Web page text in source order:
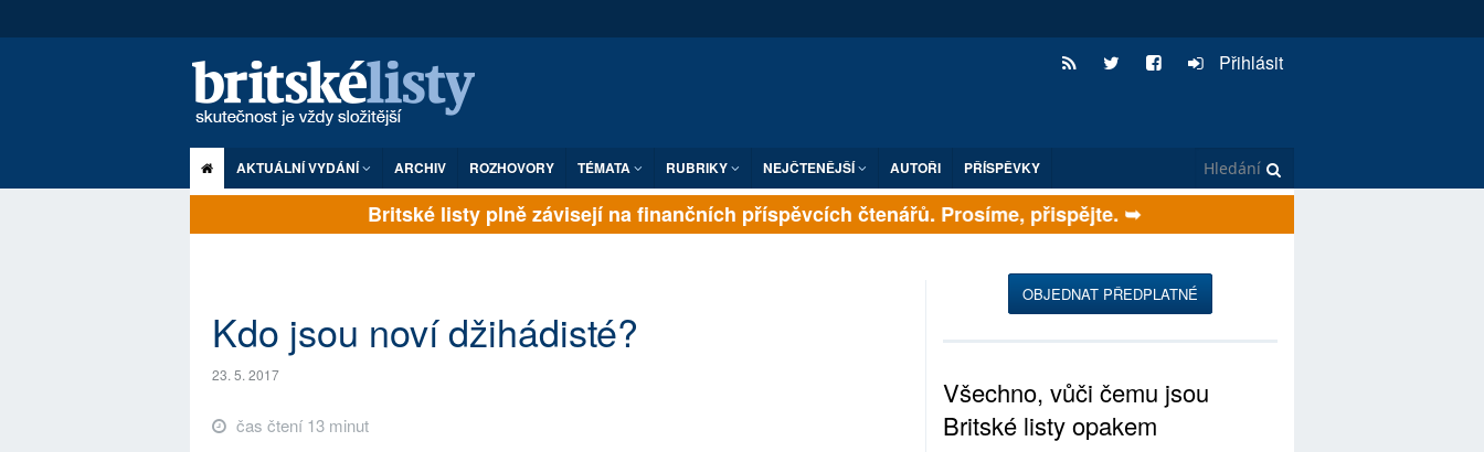
Přihlásit
AKTUÁLNÍ VYDÁNÍ ARCHIV ROZHOVORY TÉMATA RUBRIKY NEJČTENĚJŠÍ AUTOŘI PŘÍSPĚVKY
Britské listy plně závisejí na finančních příspěvcích čtenářů. Prosíme, přispějte. ➥
Kdo jsou noví džihádisté?
23. 5. 2017
čas čtení 13 minut
OBJEDNAT PŘEDPLATNÉ
Všechno, vůči čemu jsou
Britské listy opakem